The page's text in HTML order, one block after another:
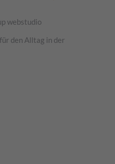
webstudio
den Alltag in der